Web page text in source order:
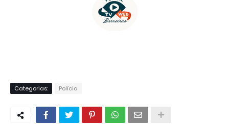
Categorias: Polícia